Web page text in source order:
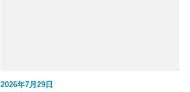
2026年7月29日